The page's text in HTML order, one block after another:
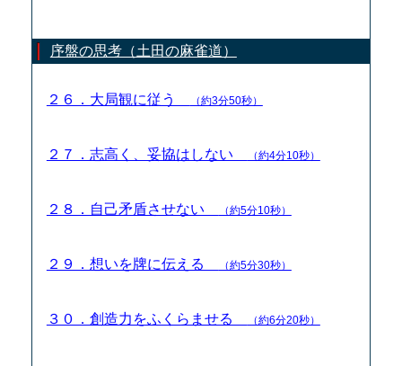
序盤の思考（土田の麻雀道）
２６．大局観に従う （約3分50秒）
２７．志高く、妥協はしない （約4分10秒）
２８．自己矛盾させない （約5分10秒）
２９．想いを牌に伝える （約5分30秒）
３０．創造力をふくらませる （約6分20秒）